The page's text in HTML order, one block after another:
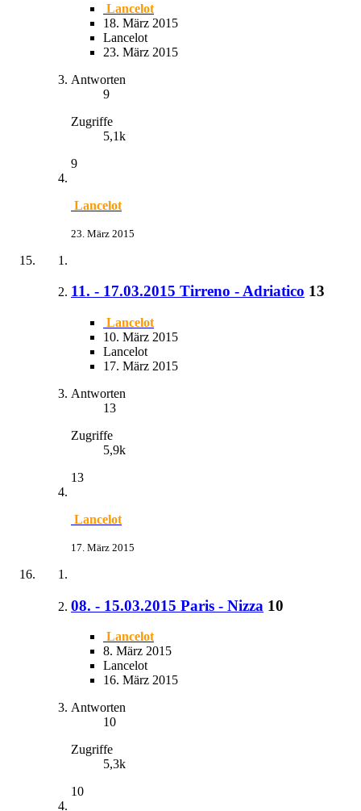
Lancelot
18. März 2015
Lancelot
23. März 2015
Antworten
9
Zugriffe
5,1k
9
Lancelot
23. März 2015
11. - 17.03.2015 Tirreno - Adriatico 13
Lancelot
10. März 2015
Lancelot
17. März 2015
Antworten
13
Zugriffe
5,9k
13
Lancelot
17. März 2015
08. - 15.03.2015 Paris - Nizza 10
Lancelot
8. März 2015
Lancelot
16. März 2015
Antworten
10
Zugriffe
5,3k
10